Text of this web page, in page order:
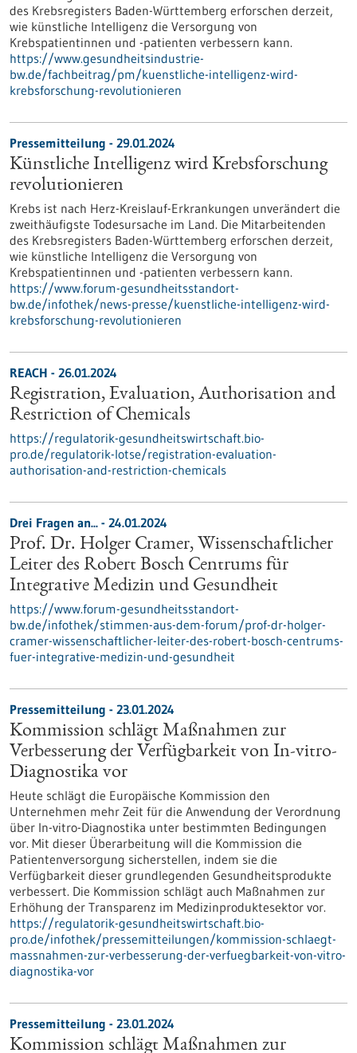
des Krebsregisters Baden-Württemberg erforschen derzeit,
wie künstliche Intelligenz die Versorgung von
Krebspatientinnen und -patienten verbessern kann.
https://www.gesundheitsindustrie-
bw.de/fachbeitrag/pm/kuenstliche-intelligenz-wird-
krebsforschung-revolutionieren
Pressemitteilung - 29.01.2024
Künstliche Intelligenz wird Krebsforschung
revolutionieren
Krebs ist nach Herz-Kreislauf-Erkrankungen unverändert die
zweithäufigste Todesursache im Land. Die Mitarbeitenden
des Krebsregisters Baden-Württemberg erforschen derzeit,
wie künstliche Intelligenz die Versorgung von
Krebspatientinnen und -patienten verbessern kann.
https://www.forum-gesundheitsstandort-
bw.de/infothek/news-presse/kuenstliche-intelligenz-wird-
krebsforschung-revolutionieren
REACH - 26.01.2024
Registration, Evaluation, Authorisation and
Restriction of Chemicals
https://regulatorik-gesundheitswirtschaft.bio-
pro.de/regulatorik-lotse/registration-evaluation-
authorisation-and-restriction-chemicals
Drei Fragen an... - 24.01.2024
Prof. Dr. Holger Cramer, Wissenschaftlicher
Leiter des Robert Bosch Centrums für
Integrative Medizin und Gesundheit
https://www.forum-gesundheitsstandort-
bw.de/infothek/stimmen-aus-dem-forum/prof-dr-holger-
cramer-wissenschaftlicher-leiter-des-robert-bosch-centrums-
fuer-integrative-medizin-und-gesundheit
Pressemitteilung - 23.01.2024
Kommission schlägt Maßnahmen zur
Verbesserung der Verfügbarkeit von In-vitro-
Diagnostika vor
Heute schlägt die Europäische Kommission den
Unternehmen mehr Zeit für die Anwendung der Verordnung
über In-vitro-Diagnostika unter bestimmten Bedingungen
vor. Mit dieser Überarbeitung will die Kommission die
Patientenversorgung sicherstellen, indem sie die
Verfügbarkeit dieser grundlegenden Gesundheitsprodukte
verbessert. Die Kommission schlägt auch Maßnahmen zur
Erhöhung der Transparenz im Medizinproduktesektor vor.
https://regulatorik-gesundheitswirtschaft.bio-
pro.de/infothek/pressemitteilungen/kommission-schlaegt-
massnahmen-zur-verbesserung-der-verfuegbarkeit-von-vitro-
diagnostika-vor
Pressemitteilung - 23.01.2024
Kommission schlägt Maßnahmen zur